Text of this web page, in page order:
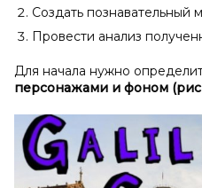
Создать познавательный
Провести анализ
Для начала нужно
персонажами и фоном (рис